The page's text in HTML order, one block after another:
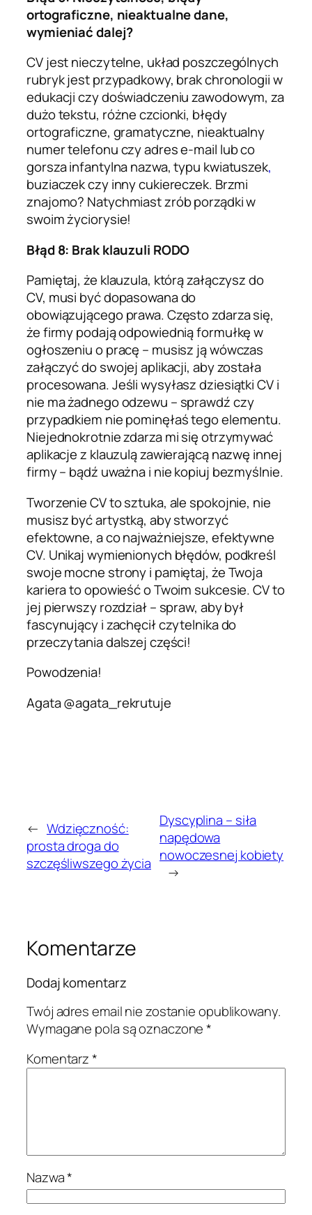
ortograficzne, nieaktualne dane,
wymieniać dalej?
CV jest nieczytelne, układ poszczególnych
rubryk jest przypadkowy, brak chronologii w
edukacji czy doświadczeniu zawodowym, za
dużo tekstu, różne czcionki, błędy
ortograficzne, gramatyczne, nieaktualny
numer telefonu czy adres e-mail lub co
gorsza infantylna nazwa, typu kwiatuszek,
buziaczek czy inny cukiereczek. Brzmi
znajomo? Natychmiast zrób porządki w
swoim życiorysie!
Błąd 8: Brak klauzuli RODO
Pamiętaj, że klauzula, którą załączysz do
CV, musi być dopasowana do
obowiązującego prawa. Często zdarza się,
że firmy podają odpowiednią formułkę w
ogłoszeniu o pracę – musisz ją wówczas
załączyć do swojej aplikacji, aby została
procesowana. Jeśli wysyłasz dziesiątki CV i
nie ma żadnego odzewu – sprawdź czy
przypadkiem nie pominęłaś tego elementu.
Niejednokrotnie zdarza mi się otrzymywać
aplikacje z klauzulą zawierającą nazwę innej
firmy – bądź uważna i nie kopiuj bezmyślnie.
Tworzenie CV to sztuka, ale spokojnie, nie
musisz być artystką, aby stworzyć
efektowne, a co najważniejsze, efektywne
CV. Unikaj wymienionych błędów, podkreśl
swoje mocne strony i pamiętaj, że Twoja
kariera to opowieść o Twoim sukcesie. CV to
jej pierwszy rozdział – spraw, aby był
fascynujący i zachęcił czytelnika do
przeczytania dalszej części!
Powodzenia!
Agata @agata_rekrutuje
← Wdzięczność:
prosta droga do
szczęśliwszego życia
Dyscyplina – siła
napędowa
nowoczesnej kobiety
→
Komentarze
Dodaj komentarz
Twój adres email nie zostanie opublikowany.
Wymagane pola są oznaczone*
Komentarz*
Nazwa*